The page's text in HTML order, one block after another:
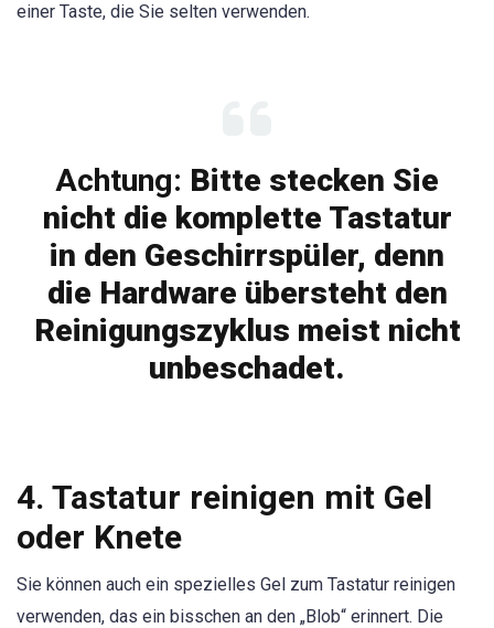
einer Taste, die Sie selten verwenden.
Achtung: Bitte stecken Sie
nicht die komplette Tastatur
in den Geschirrspüler, denn
die Hardware übersteht den
Reinigungszyklus meist nicht
unbeschadet.
4. Tastatur reinigen mit Gel
oder Knete
Sie können auch ein spezielles Gel zum Tastatur reinigen
verwenden, das ein bisschen an den „Blob“ erinnert. Die